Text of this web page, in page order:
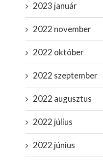
2023 január
2022 november
2022 október
2022 szeptember
2022 augusztus
2022 július
2022 június